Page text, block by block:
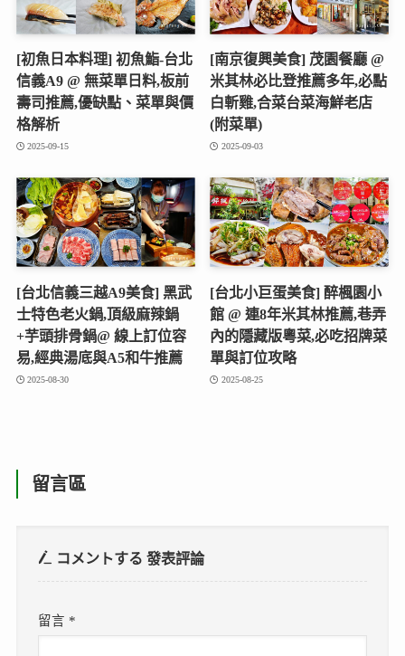
[初魚日本料理] 初魚鮨-台北
信義A9 @ 無菜單日料,板前
壽司推薦,優缺點、菜單與價
格解析
2025-09-15
[南京復興美食] 茂園餐廳 @
米其林必比登推薦多年,必點
白斬雞,合菜台菜海鮮老店
(附菜單)
2025-09-03
[台北信義三越A9美食] 黑武
士特色老火鍋,頂級麻辣鍋
+芋頭排骨鍋@ 線上訂位容
易,經典湯底與A5和牛推薦
2025-08-30
[台北小巨蛋美食] 醉楓園小
館 @ 連8年米其林推薦,巷弄
內的隱藏版粵菜,必吃招牌菜
單與訂位攻略
2025-08-25
留言區
コメントする發表評論
留言 *